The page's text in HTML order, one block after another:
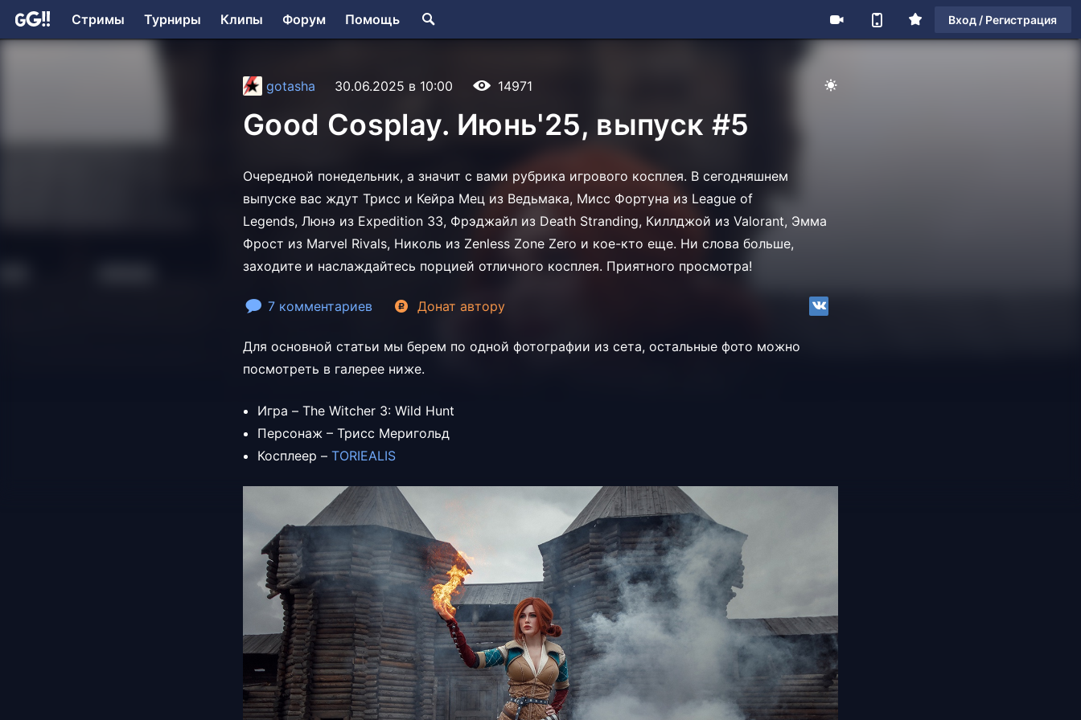
Стримы Турниры Клипы Форум Помощь Вход / Регистрация
gotasha 30.06.2025 в 10:00 14971
Good Cosplay. Июнь'25, выпуск #5
Очередной понедельник, а значит с вами рубрика игрового косплея. В сегодняшнем
выпуске вас ждут Трисс и Кейра Мец из Ведьмака, Мисс Фортуна из League of
Legends, Люнэ из Expedition 33, Фрэджайл из Death Stranding, Киллджой из Valorant, Эмма
Фрост из Marvel Rivals, Николь из Zenless Zone Zero и кое-кто еще. Ни слова больше,
заходите и наслаждайтесь порцией отличного косплея. Приятного просмотра!
7 комментариев Донат автору
Для основной статьи мы берем по одной фотографии из сета, остальные фото можно
посмотреть в галерее ниже.
Игра – The Witcher 3: Wild Hunt
Персонаж – Трисс Меригольд
Косплеер – TORIEALIS